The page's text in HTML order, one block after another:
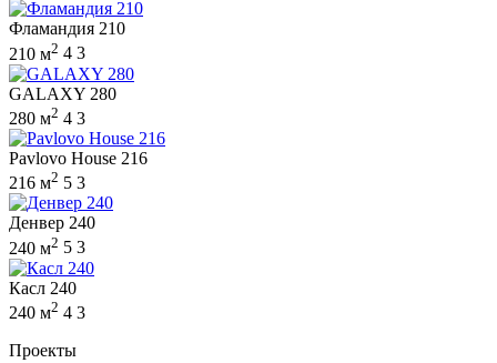
Фламандия 210
210 м2 4 3
GALAXY 280
280 м2 4 3
Pavlovo House 216
216 м2 5 3
Денвер 240
240 м2 5 3
Касл 240
240 м2 4 3
Проекты